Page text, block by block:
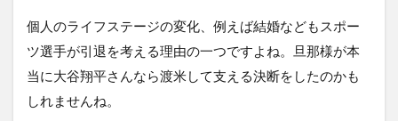
個人のライフステージの変化、例えば結婚などもスポー
ツ選手が引退を考える理由の一つですよね。旦那様が本
当に大谷翔平さんなら渡米して支える決断をしたのかも
しれませんね。